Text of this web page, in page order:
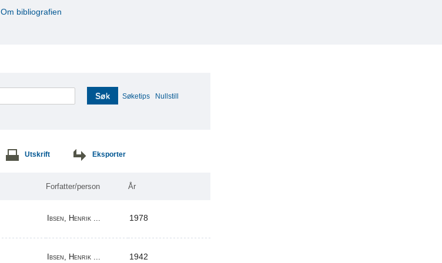
Om bibliografien
Søk Søketips Nullstill
Utskrift Eksporter
Forfatter/person År
Ibsen, Henrik ... 1978
Ibsen, Henrik ... 1942